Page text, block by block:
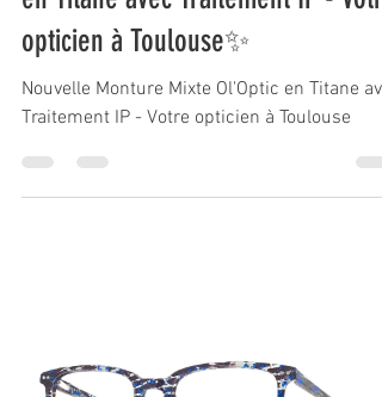
opticien à Toulouse✨
Nouvelle Monture Mixte Ol'Optic en Titane
Traitement IP - Votre opticien à Toulouse